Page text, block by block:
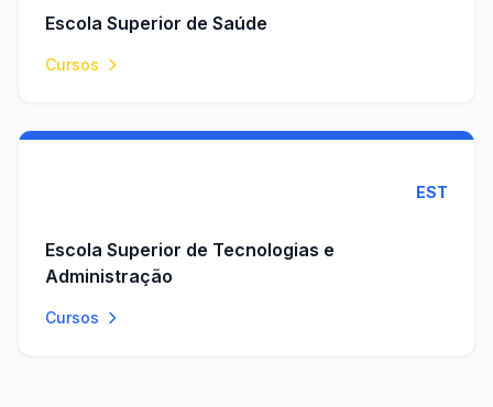
Escola Superior de Saúde
Cursos
EST
Escola Superior de Tecnologias e
Administração
Cursos